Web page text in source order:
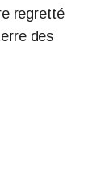
regretté
des